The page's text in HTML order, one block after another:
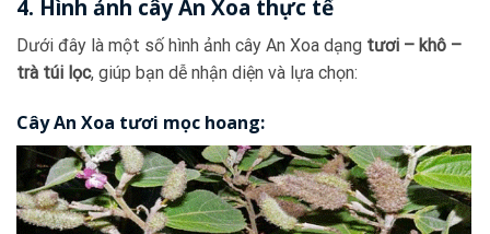
4. Hình ảnh cây An Xoa thực tế
Dưới đây là một số hình ảnh cây An Xoa dạng tươi – khô –
trà túi lọc, giúp bạn dễ nhận diện và lựa chọn:
Cây An Xoa tươi mọc hoang: